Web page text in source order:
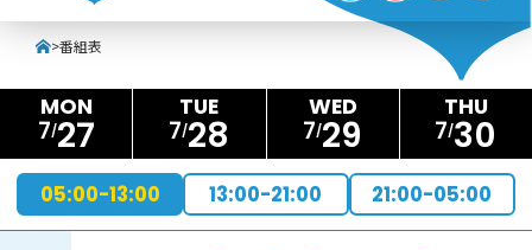
>番組表
7 27 7 28 7 29 7 30
05:00-13:00 13:00-21:00 21:00-05:00